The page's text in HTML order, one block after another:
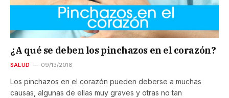
¿A qué se deben los pinchazos en el corazón?
SALUD 09/13/2018
Los pinchazos en el corazón pueden deberse a muchas
causas, algunas de ellas muy graves y otras no tan